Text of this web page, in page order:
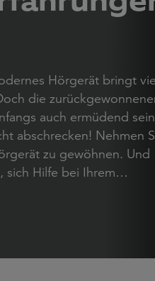
Hörgerät bringt
die
auch ermüdend
abschrecken! Nehmen
zu gewöhnen. Und
sich Hilfe bei Ihrem